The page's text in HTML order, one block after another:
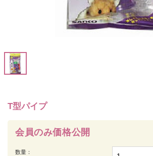
T型パイプ
会員のみ価格公開
数量：